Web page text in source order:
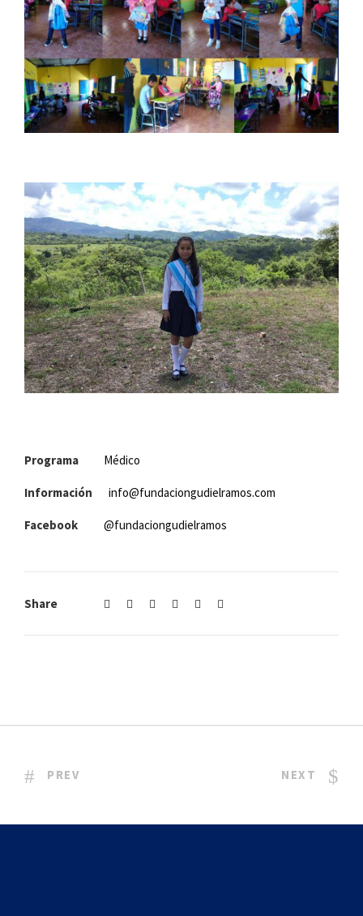
Programa Médico
Información info@fundaciongudielramos.com
Facebook @fundaciongudielramos
Share
PREV NEXT